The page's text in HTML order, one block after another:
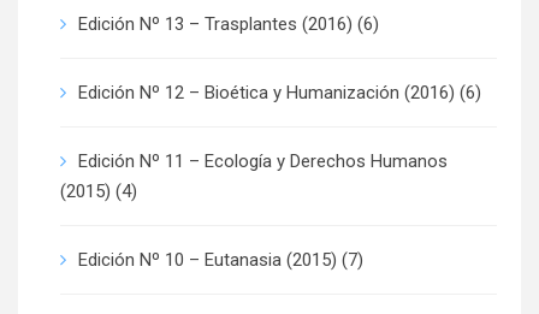
Edición Nº 13 – Trasplantes (2016) (6)
Edición Nº 12 – Bioética y Humanización (2016) (6)
Edición Nº 11 – Ecología y Derechos Humanos
(2015) (4)
Edición Nº 10 – Eutanasia (2015) (7)